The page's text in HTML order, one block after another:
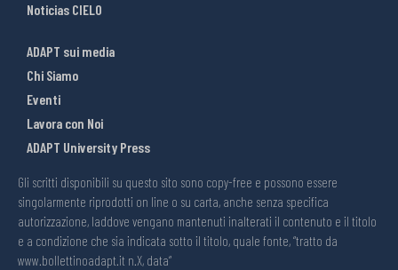
Noticias CIELO
ADAPT sui media
Chi Siamo
Eventi
Lavora con Noi
ADAPT University Press
Gli scritti disponibili su questo sito sono copy-free e possono essere
singolarmente riprodotti on line o su carta, anche senza specifica
autorizzazione, laddove vengano mantenuti inalterati il contenuto e il titolo
e a condizione che sia indicata sotto il titolo, quale fonte, “tratto da
www.bollettinoadapt.it n.X, data“